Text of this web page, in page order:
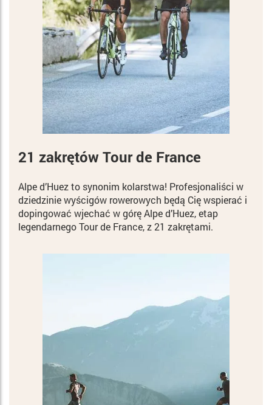
21 zakrętów Tour de France
Alpe d’Huez to synonim kolarstwa! Profesjonaliści w
dziedzinie wyścigów rowerowych będą Cię wspierać i
dopingować wjechać w górę Alpe d’Huez, etap
legendarnego Tour de France, z 21 zakrętami.